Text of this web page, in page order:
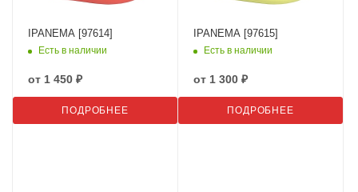
IPANEMA [97614]
Есть в наличии
от 1 450 ₽
ПОДРОБНЕЕ
IPANEMA [97615]
Есть в наличии
от 1 300 ₽
ПОДРОБНЕЕ